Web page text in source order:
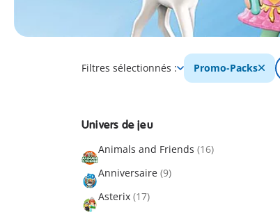
Filtres sélectionnés : Promo-Packs
Univers de jeu
Animals and Friends (16)
Anniversaire (9)
Asterix (17)